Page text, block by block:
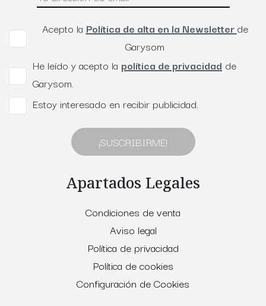
Acepto la Política de alta en la Newsletterde
Garysom
He leído y acepto la política de privacidad de
Garysom.
Estoy interesado en recibir publicidad.
¡SUSCRIBIRME!
Apartados Legales
Condiciones de venta
Aviso legal
Política de privacidad
Política de cookies
Configuración de Cookies